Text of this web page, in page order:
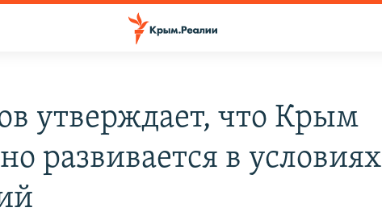
утверждает, что Крым
развивается в условиях